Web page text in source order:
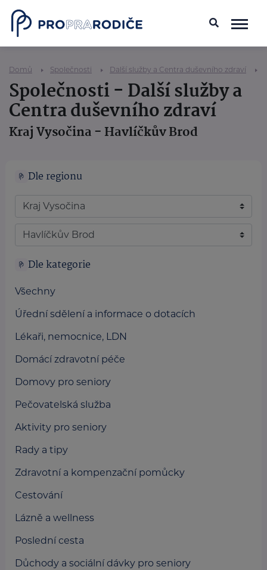
Domů Společnosti Další služby a Centra duševního zdraví
Společnosti - Další služby a
Centra duševního zdraví
Kraj Vysočina - Havlíčkův Brod
Dle regionu
Dle kategorie
Všechny
Úřední sdělení a informace o dotacích
Lékaři, nemocnice, LDN
Domácí zdravotní péče
Domovy pro seniory
Pečovatelská služba
Aktivity pro seniory
Rady a tipy
Zdravotní a kompenzační pomůcky
Cestování
Lázně a wellness
Poslední cesta
Důchody a sociální dávky pro seniory